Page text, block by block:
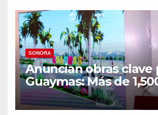
SONORA
Anuncian obras clave
Guaymas: Más de
viviendas,
malecón y nuevo